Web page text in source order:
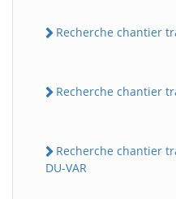
Recherche chantier
Recherche chantier
Recherche chantier
DU-VAR